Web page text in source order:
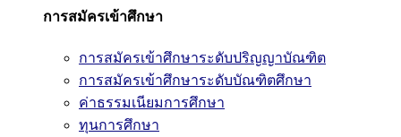
การสมัครเข้าศึกษา
การสมัครเข้าศึกษาระดับปริญญาบัณฑิต
การสมัครเข้าศึกษาระดับบัณฑิตศึกษา
ค่าธรรมเนียมการศึกษา
ทุนการศึกษา